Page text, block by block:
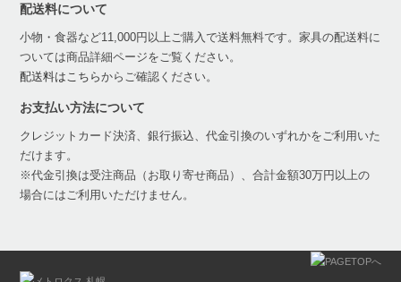
配送料について
小物・食器など11,000円以上ご購入で送料無料です。家具の配送料に
ついては商品詳細ページをご覧ください。
配送料はこちらからご確認ください。
お支払い方法について
クレジットカード決済、銀行振込、代金引換のいずれかをご利用いた
だけます。
※代金引換は受注商品（お取り寄せ商品）、合計金額30万円以上の
場合にはご利用いただけません。